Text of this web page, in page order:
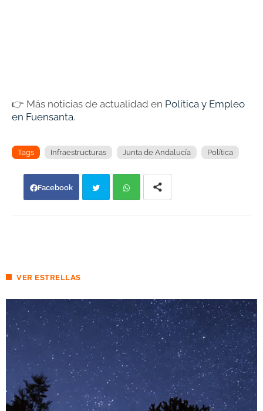
👉 Más noticias de actualidad en Política y Empleo
en Fuensanta.
Tags Infraestructuras Junta de Andalucía Política
Facebook
VER ESTRELLAS